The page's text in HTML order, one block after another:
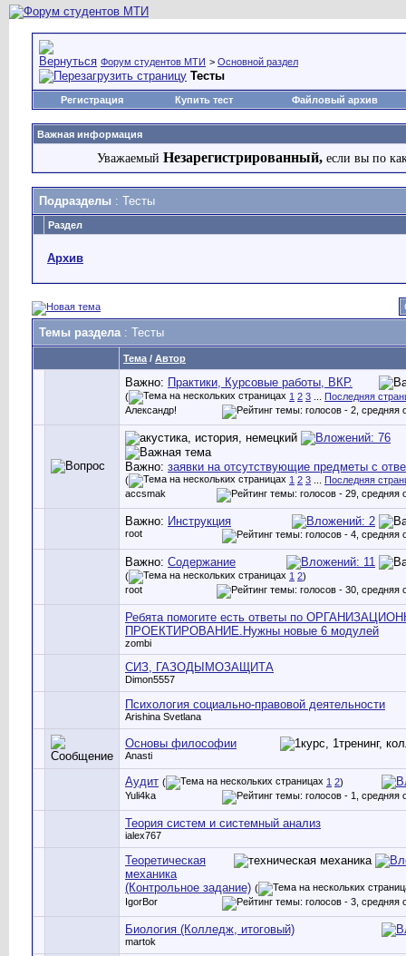
Форум студентов МТИ > Основной раздел
Тесты
Регистрация Купить тест Файловый архив
Важная информация
Уважаемый Незарегистрированный, если вы по
Подразделы : Тесты
Раздел
Архив
Темы раздела: Тесты
Тема / Автор
Важно: Практики, Курсовые работы, ВКР.
( 1 2 3
Последняя
Александр!
Важно: заявки на отсутствующие предметы с
( 1 2 3
Последняя
accsmak
Важно: Инструкция
root
Важно: Содержание
( 1 2)
root
Ребята помогите есть ответы по
ПРОЕКТИРОВАНИЕ.Нужны новые 6 модулей
zombi
СИЗ, ГАЗОДЫМОЗАЩИТА
Dimon5557
Психология социально-правовой деятельности
Arishina Svetlana
Основы философии
Anasti
Аудит ( 1 2)
Yuli4ka
Теория систем и системный анализ
ialex767
Теоретическая
механика
(Контрольное задание) (
IgorBor
Биология (Колледж, итоговый)
martok